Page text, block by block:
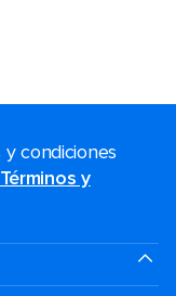
condiciones
Términos y